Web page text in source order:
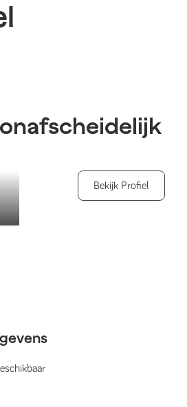
Bekijk Profiel